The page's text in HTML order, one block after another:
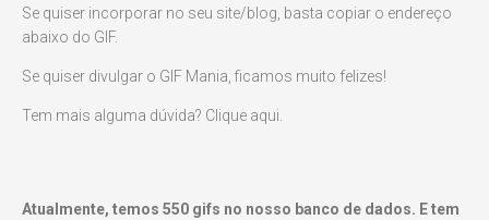
Se quiser incorporar no seu site/blog, basta copiar o endereço
abaixo do GIF.
Se quiser divulgar o GIF Mania, ficamos muito felizes!
Tem mais alguma dúvida? Clique aqui.
Atualmente, temos 550 gifs no nosso banco de dados. E tem